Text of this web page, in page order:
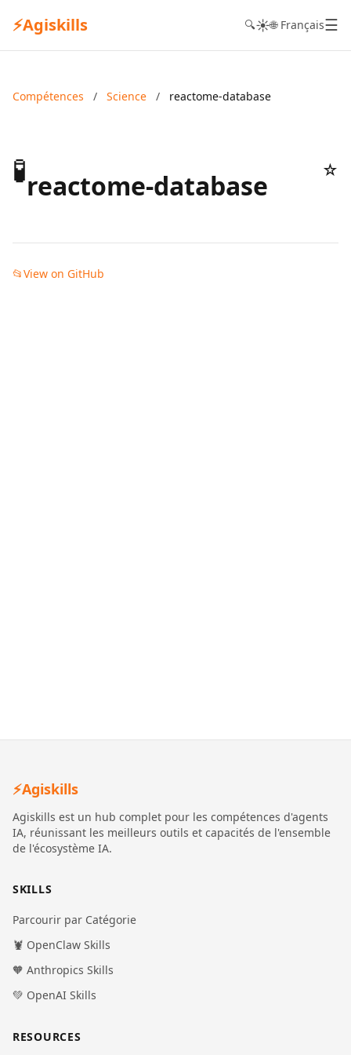
⚡Agiskills 🔍☀️🌐 Français☰
Compétences / Science / reactome-database
🧪reactome-database ☆
📂View on GitHub
⚡Agiskills
Agiskills est un hub complet pour les compétences d'agents
IA, réunissant les meilleurs outils et capacités de l'ensemble
de l'écosystème IA.
SKILLS
Parcourir par Catégorie
🦞 OpenClaw Skills
🧡 Anthropics Skills
💚 OpenAI Skills
RESOURCES